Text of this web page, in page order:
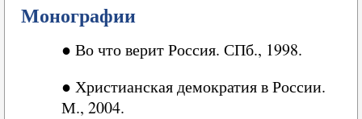
Монографии
● Во что верит Россия. СПб., 1998.
● Христианская демократия в России.
М., 2004.